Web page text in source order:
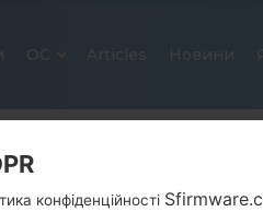
Новини
конфіденційності